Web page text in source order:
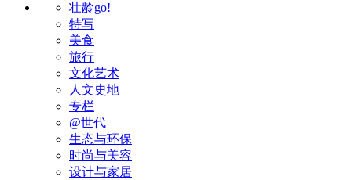
壮龄go!
特写
美食
旅行
文化艺术
人文史地
专栏
@世代
生态与环保
时尚与美容
设计与家居